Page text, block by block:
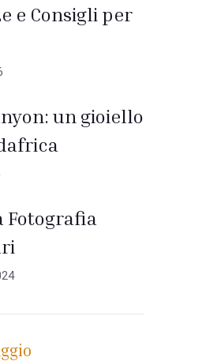
e Consigli per
un gioiello
Fotografia